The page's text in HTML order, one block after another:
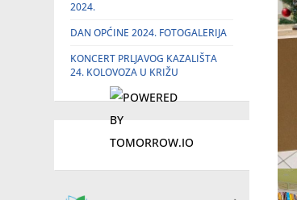
2024.
DAN OPĆINE 2024. FOTOGALERIJA
KONCERT PRLJAVOG KAZALIŠTA
24. KOLOVOZA U KRIŽU